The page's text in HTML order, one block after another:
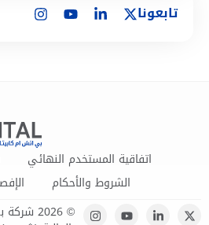
تابعونا
اتفاقية المستخدم النهائي
الشروط والأحكام
© 2026